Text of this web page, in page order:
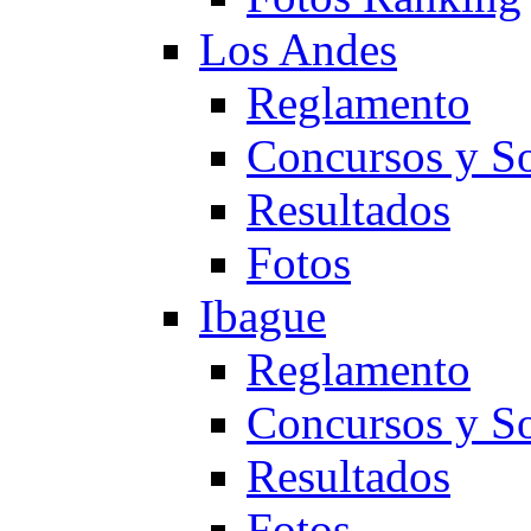
Los Andes
Reglamento
Concursos y
Resultados
Fotos
Ibague
Reglamento
Concursos y
Resultados